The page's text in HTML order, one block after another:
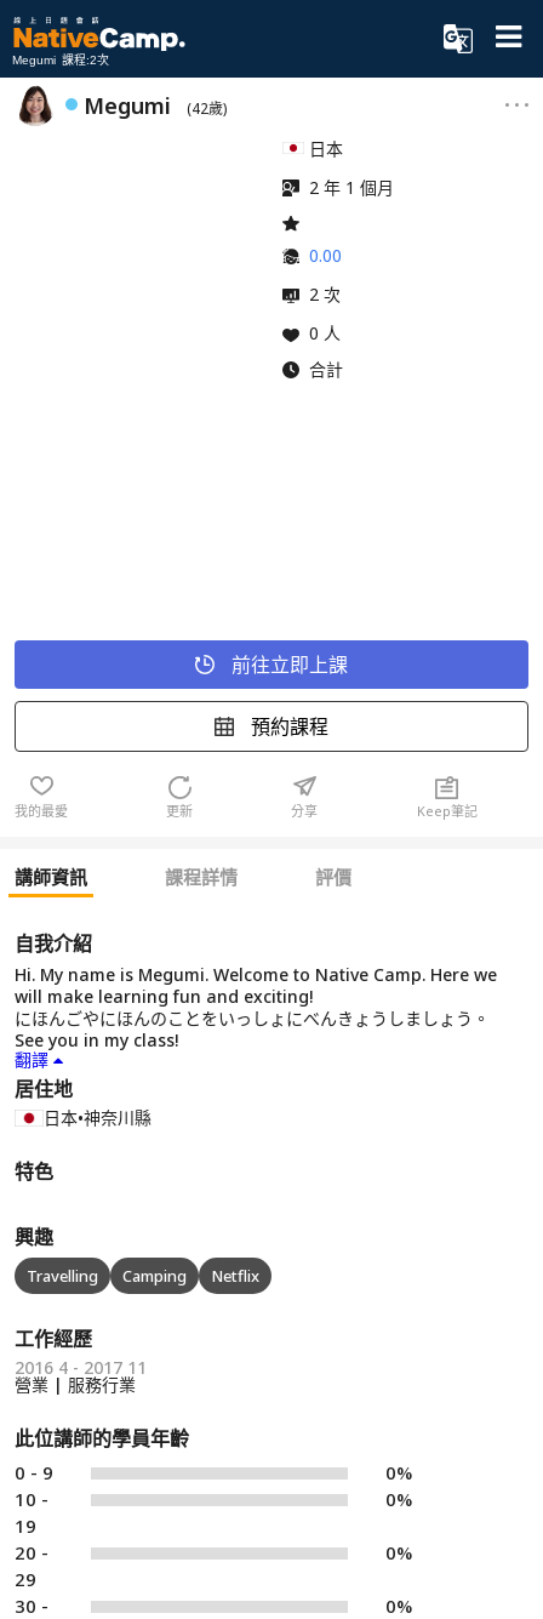
Megumi 課程:2次
Megumi (42歲)
日本
2 年 1 個月
0.00
2 次
0 人
合計
前往立即上課
預約課程
我的最愛 更新 分享 Keep筆記
講師資訊 課程詳情 評價
自我介紹
Hi. My name is Megumi. Welcome to Native Camp. Here we
will make learning fun and exciting!
にほんごやにほんのことをいっしょにべんきょうしましょう。
See you in my class!
翻譯
居住地
日本•神奈川縣
特色
興趣
Travelling Camping Netflix
工作經歷
2016 4 - 2017 11
營業 | 服務行業
此位講師的學員年齡
0 - 9
0%
10 -
19
0%
20 -
29
0%
30 -
0%